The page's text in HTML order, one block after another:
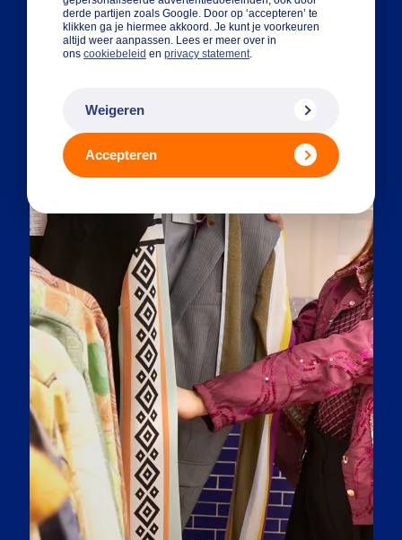
derde partijen zoals Google. Door op ‘accepteren’ te
klikken ga je hiermee akkoord. Je kunt je voorkeuren
altijd weer aanpassen. Lees er meer over in
ons cookiebeleid en privacy statement
Weigeren
Accepteren